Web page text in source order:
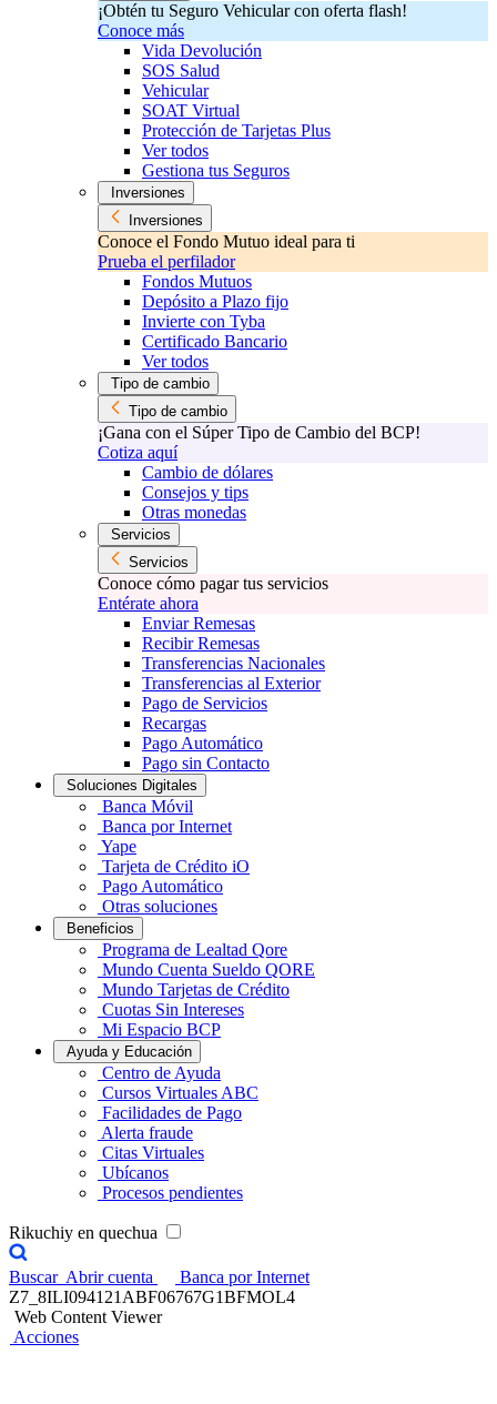
¡Obtén tu Seguro Vehicular con oferta flash!
Conoce más
Vida Devolución
SOS Salud
Vehicular
SOAT Virtual
Protección de Tarjetas Plus
Ver todos
Gestiona tus Seguros
Inversiones
Inversiones
Conoce el Fondo Mutuo ideal para ti
Prueba el perfilador
Fondos Mutuos
Depósito a Plazo fijo
Invierte con Tyba
Certificado Bancario
Ver todos
Tipo de cambio
Tipo de cambio
¡Gana con el Súper Tipo de Cambio del BCP!
Cotiza aquí
Cambio de dólares
Consejos y tips
Otras monedas
Servicios
Servicios
Conoce cómo pagar tus servicios
Entérate ahora
Enviar Remesas
Recibir Remesas
Transferencias Nacionales
Transferencias al Exterior
Pago de Servicios
Recargas
Pago Automático
Pago sin Contacto
Soluciones Digitales
Banca Móvil
Banca por Internet
Yape
Tarjeta de Crédito iO
Pago Automático
Otras soluciones
Beneficios
Programa de Lealtad Qore
Mundo Cuenta Sueldo QORE
Mundo Tarjetas de Crédito
Cuotas Sin Intereses
Mi Espacio BCP
Ayuda y Educación
Centro de Ayuda
Cursos Virtuales ABC
Facilidades de Pago
Alerta fraude
Citas Virtuales
Ubícanos
Procesos pendientes
Rikuchiy en quechua
Buscar Abrir cuenta
Banca por Internet
Z7_8ILI094121ABF06767G1BFMOL4
Web Content Viewer
Acciones